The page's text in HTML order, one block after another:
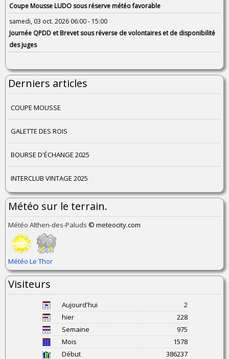
Coupe Mousse LUDO sous réserve météo favorable
samedi, 03 oct. 2026 06:00 - 15:00
Journée QPDD et Brevet sous réverse de volontaires et de disponibilité
des juges
Derniers articles
COUPE MOUSSE
GALETTE DES ROIS
BOURSE D'ÉCHANGE 2025
INTERCLUB VINTAGE 2025
Météo sur le terrain.
Météo Althen-des-Paluds © meteocity.com
Météo Le Thor
Visiteurs
Aujourd'hui
2
hier
228
Semaine
975
Mois
1578
Début
386237